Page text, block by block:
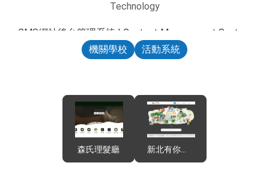
Technology
CMS網站後台管理系統 | Content Management System
機關學校
活動系統
森氏理髮廳